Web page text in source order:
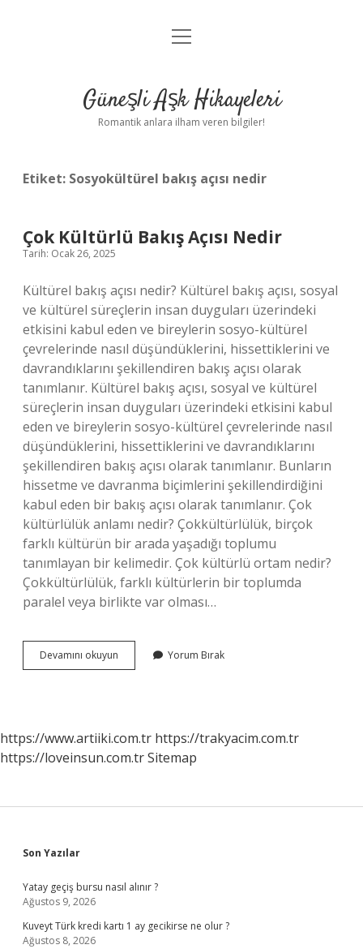
Anasayfa
Yasal Uyarı
menüyü
Güneşli Aşk Hikayeleri
Romantik anlara ilham veren bilgiler!
Etiket: Sosyokültürel bakış açısı nedir
Çok Kültürlü Bakış Açısı Nedir
Tarih: Ocak 26, 2025
Kültürel bakış açısı nedir? Kültürel bakış açısı, sosyal
ve kültürel süreçlerin insan duyguları üzerindeki
etkisini kabul eden ve bireylerin sosyo-kültürel
çevrelerinde nasıl düşündüklerini, hissettiklerini ve
davrandıklarını şekillendiren bakış açısı olarak
tanımlanır. Kültürel bakış açısı, sosyal ve kültürel
süreçlerin insan duyguları üzerindeki etkisini kabul
eden ve bireylerin sosyo-kültürel çevrelerinde nasıl
düşündüklerini, hissettiklerini ve davrandıklarını
şekillendiren bakış açısı olarak tanımlanır. Bunların
hissetme ve davranma biçimlerini şekillendirdiğini
kabul eden bir bakış açısı olarak tanımlanır. Çok
kültürlülük anlamı nedir? Çokkültürlülük, birçok
farklı kültürün bir arada yaşadığı toplumu
tanımlayan bir kelimedir. Çok kültürlü ortam nedir?
Çokkültürlülük, farklı kültürlerin bir toplumda
paralel veya birlikte var olması…
Devamını okuyun
Kültürlü
Yorum Bırak
https://www.artiiki.com.tr https://trakyacim.com.tr
https://loveinsun.com.trSitemap
Sidebar
Son Yazılar
Yatay geçiş bursu nasıl alınır ?
Ağustos 9, 2026
Kuveyt Türk kredi kartı 1 ay gecikirse ne olur ?
Ağustos 8, 2026